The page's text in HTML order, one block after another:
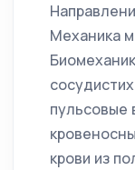
Механика
пульсовые
крови из